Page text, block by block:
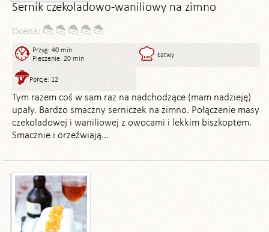
Sernik czekoladowo-waniliowy na zimno
Ocena:
Przyg: 40 min
Pieczenie: 20 min
Łatwy
Porcje: 12
Tym razem coś w sam raz na nadchodzące (mam nadzieję)
upały. Bardzo smaczny serniczek na zimno. Połączenie masy
czekoladowej i waniliowej z owocami i lekkim biszkoptem.
Smacznie i orzeźwiają...